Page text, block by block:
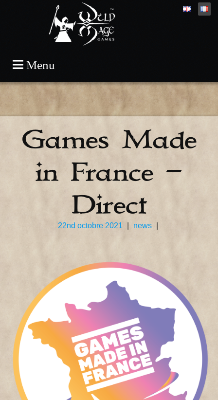
Menu
Games Made
in France –
Direct
22nd octobre 2021 news